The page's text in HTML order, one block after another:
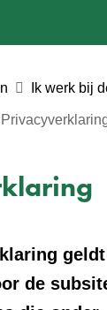
Ik werk bij
de